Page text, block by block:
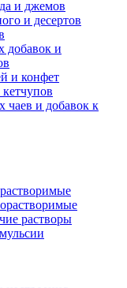
и джемов
и десертов
добавок и
и конфет
чаев и добавок к
растворы